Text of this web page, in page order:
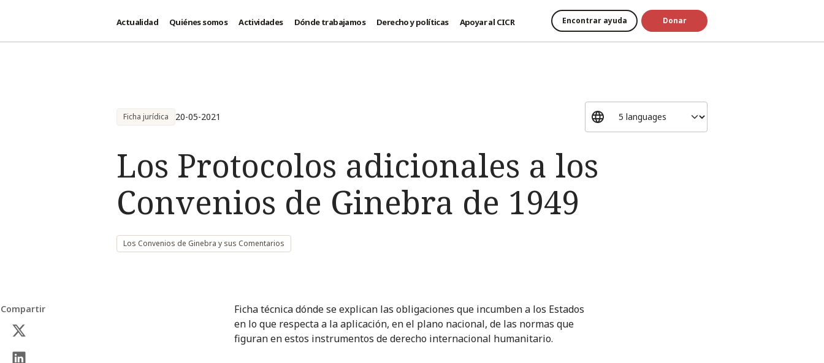
Actualidad Quiénes somos Actividades Dónde trabajamos Derecho y políticas Apoyar al CICR Encontrar ayuda Donar
Ficha jurídica 20-05-2021
Los Protocolos adicionales a los
Convenios de Ginebra de 1949
Los Convenios de Ginebra y sus Comentarios
Compartir
Ficha técnica dónde se explican las obligaciones que incumben a los Estados
en lo que respecta a la aplicación, en el plano nacional, de las normas que
figuran en estos instrumentos de derecho internacional humanitario.